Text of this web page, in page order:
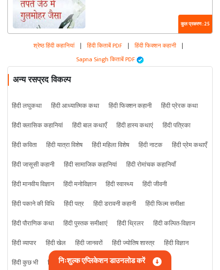
कुल प्रकरण : 25
श्रेष्ठ हिंदी कहानियां | हिंदी किताबें PDF | हिंदी फिक्शन कहानी |
Sapna Singh किताबें PDF
अन्य रसप्रद विकल्प
हिंदी लघुकथा हिंदी आध्यात्मिक कथा हिंदी फिक्शन कहानी
हिंदी प्रेरक कथा
हिंदी क्लासिक कहानियां
हिंदी बाल कथाएँ हिंदी हास्य कथाएं
हिंदी पत्रिका
हिंदी कविता
हिंदी यात्रा विशेष हिंदी महिला विशेष हिंदी नाटक
हिंदी प्रेम कथाएँ
हिंदी जासूसी कहानी
हिंदी सामाजिक कहानियां
हिंदी रोमांचक कहानियाँ
हिंदी मानवीय विज्ञान
हिंदी मनोविज्ञान हिंदी स्वास्थ्य
हिंदी जीवनी
हिंदी पकाने की विधि
हिंदी पत्र हिंदी डरावनी कहानी
हिंदी फिल्म समीक्षा
हिंदी पौराणिक कथा
हिंदी पुस्तक समीक्षाएं हिंदी थ्रिलर
हिंदी कल्पित-विज्ञान
हिंदी व्यापार
हिंदी खेल हिंदी जानवरों हिंदी ज्योतिष शास्त्र
हिंदी विज्ञान
हिंदी कुछ भी
हिंदी क्राइम कहानी
निःशुल्क एप्लिकेशन डाउनलोड करें